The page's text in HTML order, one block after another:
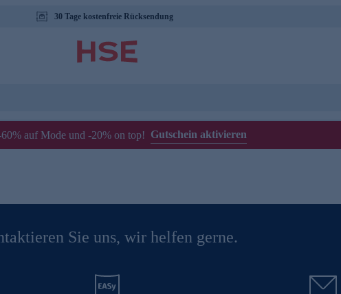
30 Tage kostenfreie Rücksendung
auf Mode und -20% on top! Gutschein aktivieren
Sie uns, wir helfen gerne.